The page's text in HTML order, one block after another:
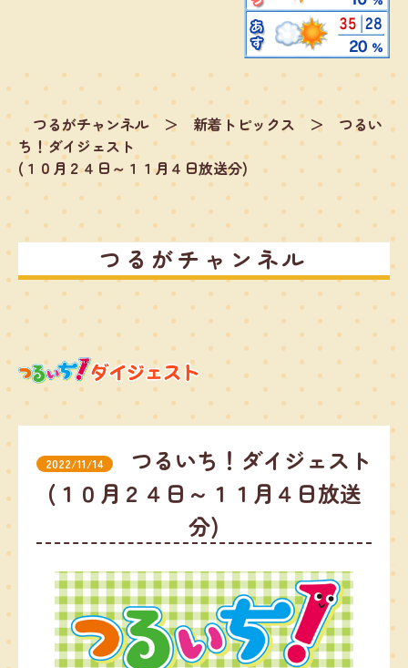
つるがチャンネル ＞ 新着トピックス ＞
つるい
ち！ダイジェスト
(１０月２４日～１１月４日放送分)
つるがチャンネル
2022/11/14
つるいち！ダイジェスト
(１０月２４日～１１月４日放送
分)